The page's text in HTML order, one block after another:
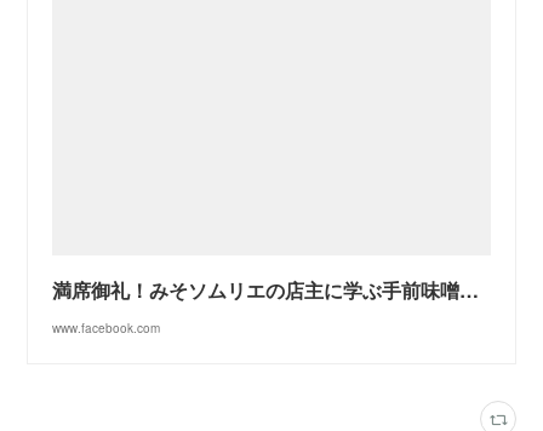
満席御礼！みそソムリエの店主に学ぶ手前味噌作り2020年第二回（キャンセル待ち受付中）
www.facebook.com